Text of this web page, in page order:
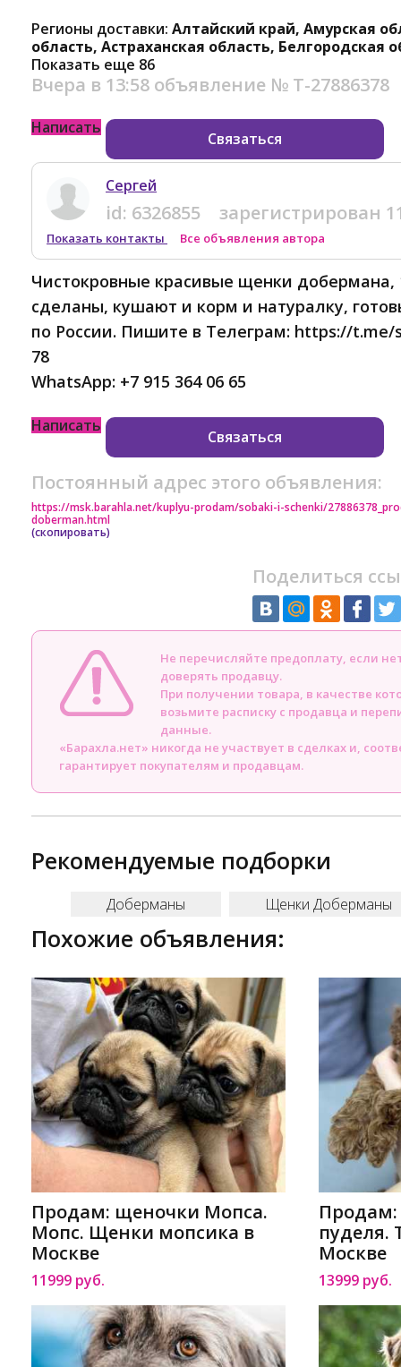
Регионы доставки: Алтайский край, Амурская
область, Астраханская область, Белгородская
Показать еще 86
Вчера в 13:58 объявление № Т-27886378
Написать
Связаться
Сергей
id: 6326855 зарегистрирован
Показать контакты Все объявления автора
Чистокровные красивые щенки добермана,
сделаны, кушают и корм и натуралку,
по России. Пишите в Телеграм: https://t.me/
78
WhatsApp: +7 915 364 06 65
Написать
Связаться
Постоянный адрес этого объявления:
https://msk.barahla.net/kuplyu-prodam/sobaki-i-schenki/
doberman.html
(скопировать)
Поделиться
Не перечисляйте предоплату, если
доверять продавцу.
При получении товара, в качестве
возьмите расписку с продавца и
данные.
«Барахла.нет» никогда не участвует в сделках и,
гарантирует покупателям и продавцам.
Рекомендуемые подборки
Доберманы Щенки Доберманы
Похожие объявления:
Продам: щеночки Мопса.
Мопс. Щенки мопсика в
Москве
11999 руб.
пуделя.
Москве
13999 руб.